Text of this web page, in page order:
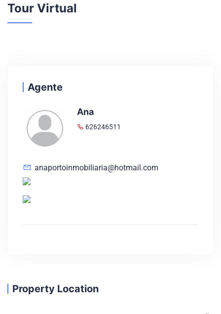
Tour Virtual
Agente
Ana
626246511
anaportoinmobiliaria@hotmail.com
Property Location